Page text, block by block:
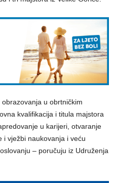
u obrtničkim
kvalifikacija i titula majstora
u karijeri, otvaranje
i vježbi naukovanja i veću
– poručuju iz Udruženja